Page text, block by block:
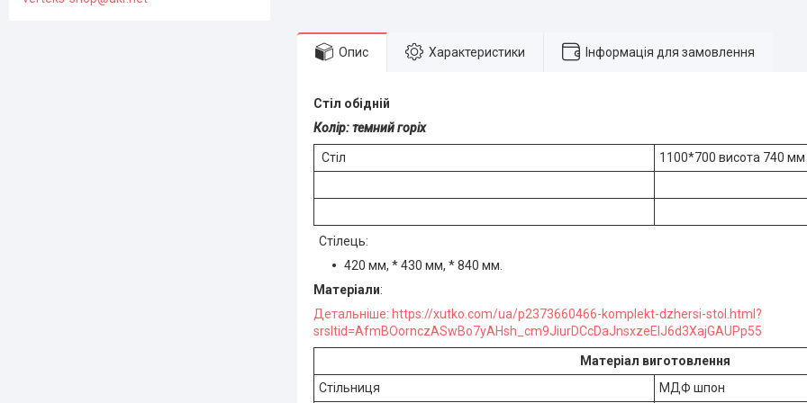
Опис Характеристики Інформація для замовлення
Стіл обідній
Колір: темний горіх
Стіл 1100*700 висота 740
Стілець:
420 мм, * 430 мм, * 840 мм.
Матеріали:
Детальніше: https://xutko.com/ua/p2373660466-komplekt-dzhersi-stol.html?
srsltid=AfmBOornczASwBo7yAHsh_cm9JiurDCcDaJnsxzeEIJ6d3XajGAUPp55
Матеріал виготовлення
Стільниця
МДФ шпон